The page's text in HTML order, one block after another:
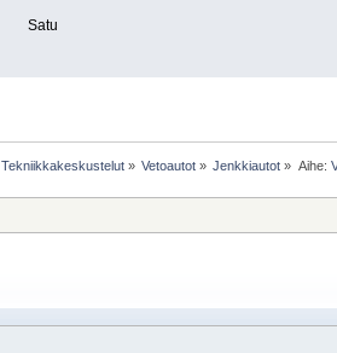
Satu
Tekniikkakeskustelut» Vetoautot » Jenkkiautot » Aihe: